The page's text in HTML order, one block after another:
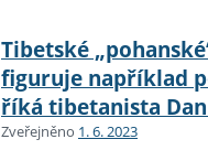
Tibetské
figuruje například
říká tibetanista
Zveřejněno 1. 6. 2023